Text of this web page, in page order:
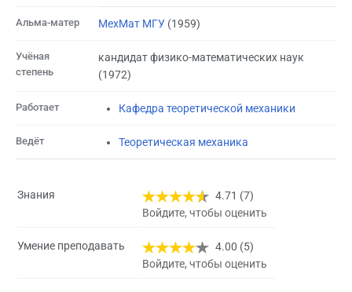
Альма-матер МехМат МГУ (1959)
Учёная
степень
кандидат физико-математических наук
(1972)
Работает Кафедра теоретической механики
Ведёт Теоретическая механика
Знания
4.71 (7)
Войдите, чтобы оценить
Умение преподавать
4.00 (5)
Войдите, чтобы оценить